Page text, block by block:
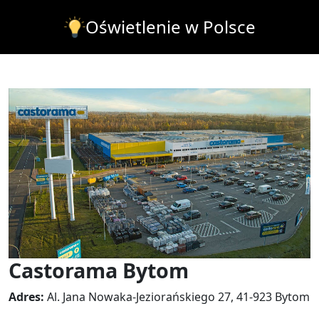
Oświetlenie w Polsce
Castorama Bytom
Adres: Al. Jana Nowaka-Jeziorańskiego 27, 41-923 Bytom